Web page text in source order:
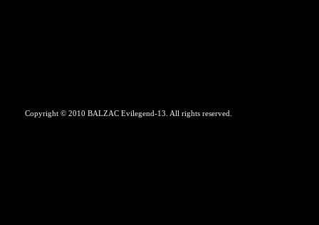
Copyright © 2010 BALZAC Evilegend-13. All rights reserved.